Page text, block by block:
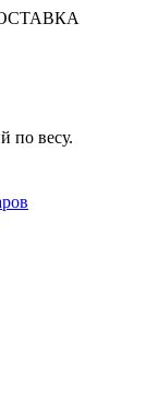
по весу.